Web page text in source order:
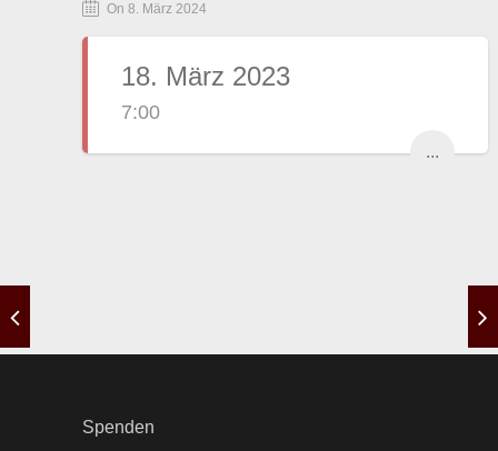
On 8. März 2024
18. März 2023
7:00
...
Spenden